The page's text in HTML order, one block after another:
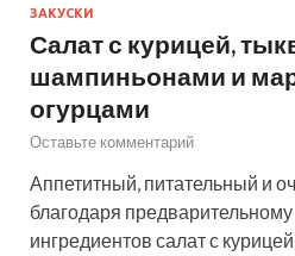
ЗАКУСКИ
Салат с курицей,
шампиньонами и
огурцами
Оставьте комментарий
Аппетитный, питательный и
благодаря
ингредиентов салат с